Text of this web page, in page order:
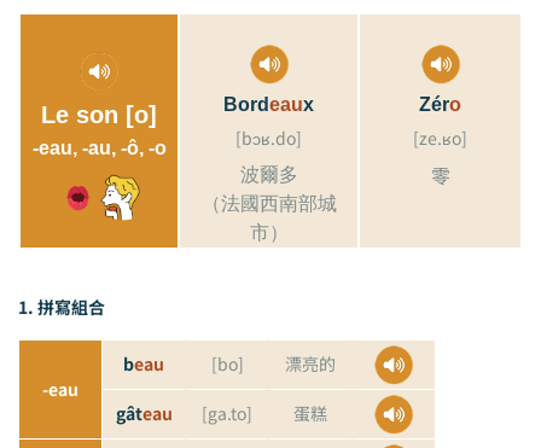
Le son [o]
-eau, -au, -ô, -o
Bordeaux Zéro
[bɔʁ.do] [ze.ʁo]
波爾多
（法國西南部城
市）
零
1. 拼寫組合
-eau
beau [bo] 漂亮的
gâteau [ga.to] 蛋糕